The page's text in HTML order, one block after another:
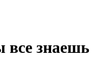
все знаешь